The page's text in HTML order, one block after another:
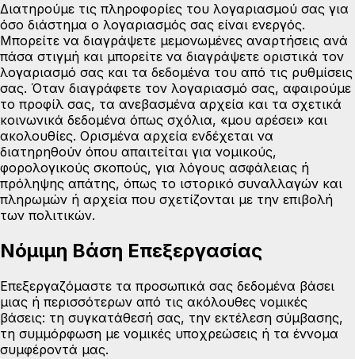
Διατηρούμε τις πληροφορίες του λογαριασμού σας για
όσο διάστημα ο λογαριασμός σας είναι ενεργός.
Μπορείτε να διαγράψετε μεμονωμένες αναρτήσεις ανά
πάσα στιγμή και μπορείτε να διαγράψετε οριστικά τον
λογαριασμό σας και τα δεδομένα του από τις ρυθμίσεις
σας. Όταν διαγράφετε τον λογαριασμό σας, αφαιρούμε
το προφίλ σας, τα ανεβασμένα αρχεία και τα σχετικά
κοινωνικά δεδομένα όπως σχόλια, «μου αρέσει» και
ακολουθίες. Ορισμένα αρχεία ενδέχεται να
διατηρηθούν όπου απαιτείται για νομικούς,
φορολογικούς σκοπούς, για λόγους ασφάλειας ή
πρόληψης απάτης, όπως το ιστορικό συναλλαγών και
πληρωμών ή αρχεία που σχετίζονται με την επιβολή
των πολιτικών.
Νόμιμη Βάση Επεξεργασίας
Επεξεργαζόμαστε τα προσωπικά σας δεδομένα βάσει
μιας ή περισσότερων από τις ακόλουθες νομικές
βάσεις: τη συγκατάθεσή σας, την εκτέλεση σύμβασης,
τη συμμόρφωση με νομικές υποχρεώσεις ή τα έννομα
συμφέροντά μας.